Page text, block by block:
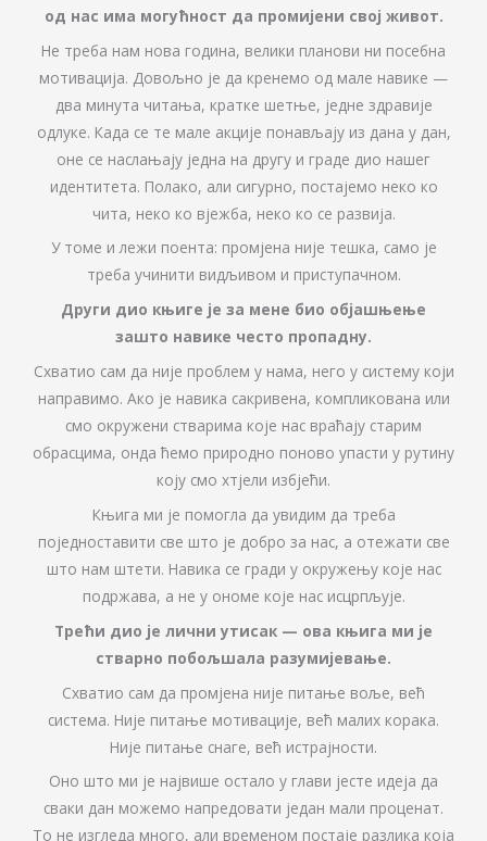
од нас има могућност да промијени свој живот.
Не треба нам нова година, велики планови ни посебна
мотивација. Довољно је да кренемо од мале навике —
два минута читања, кратке шетње, једне здравије
одлуке. Када се те мале акције понављају из дана у дан,
оне се наслањају једна на другу и граде дио нашег
идентитета. Полако, али сигурно, постајемо неко ко
чита, неко ко вјежба, неко ко се развија.
У томе и лежи поента: промјена није тешка, само је
треба учинити видљивом и приступачном.
Други дио књиге је за мене био објашњење
зашто навике често пропадну.
Схватио сам да није проблем у нама, него у систему који
направимо. Ако је навика сакривена, компликована или
смо окружени стварима које нас враћају старим
обрасцима, онда ћемо природно поново упасти у рутину
коју смо хтјели избјећи.
Књига ми је помогла да увидим да треба
поједноставити све што је добро за нас, а отежати све
што нам штети. Навика се гради у окружењу које нас
подржава, а не у ономе које нас исцрпљује.
Трећи дио је лични утисак — ова књига ми је
стварно побољшала разумијевање.
Схватио сам да промјена није питање воље, већ
система. Није питање мотивације, већ малих корака.
Није питање снаге, већ истрајности.
Оно што ми је највише остало у глави јесте идеја да
сваки дан можемо напредовати један мали проценат.
То не изгледа много, али временом постаје разлика која